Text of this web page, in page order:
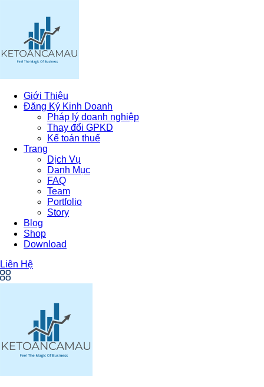
Giới Thiệu
Đăng Ký Kinh Doanh
Pháp lý doanh nghiệp
Thay đổi GPKD
Kế toán thuế
Trang
Dịch Vụ
Danh Mục
FAQ
Team
Portfolio
Story
Blog
Shop
Download
Liên Hệ